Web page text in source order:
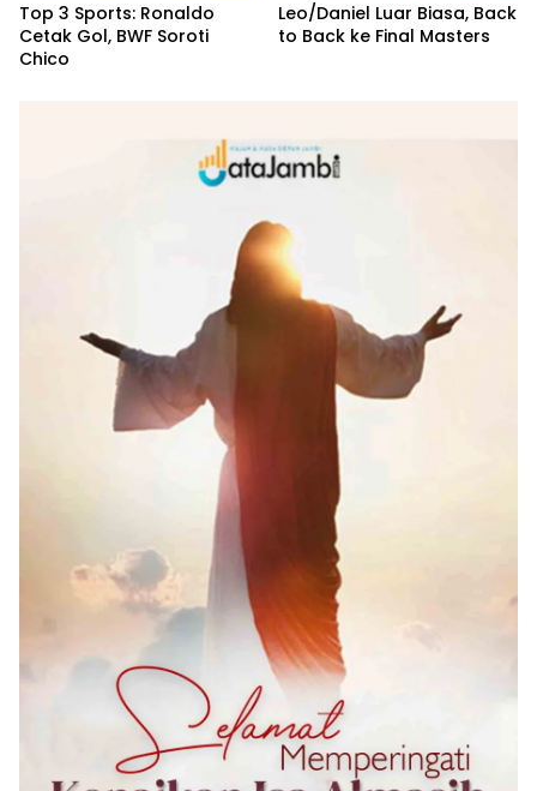
Top 3 Sports: Ronaldo
Cetak Gol, BWF Soroti
Chico
Leo/Daniel Luar Biasa, Back
to Back ke Final Masters